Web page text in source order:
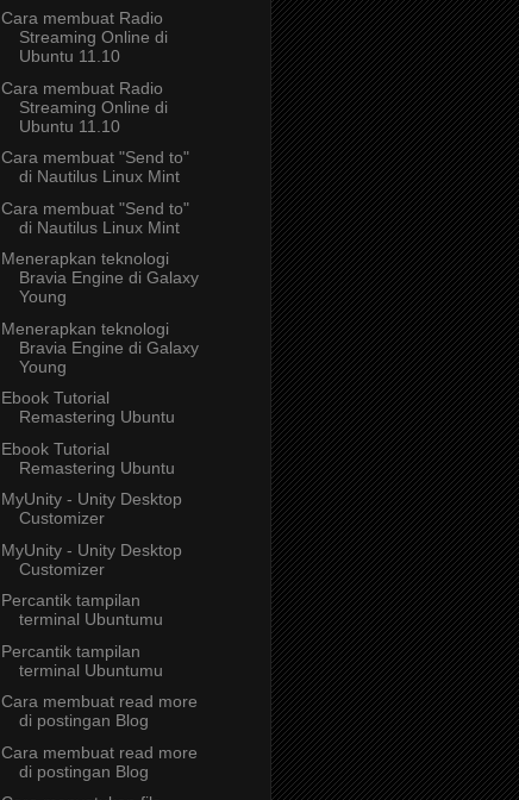
Cara membuat Radio
Streaming Online di
Ubuntu 11.10
Cara membuat Radio
Streaming Online di
Ubuntu 11.10
Cara membuat "Send to"
di Nautilus Linux Mint
Cara membuat "Send to"
di Nautilus Linux Mint
Menerapkan teknologi
Bravia Engine di Galaxy
Young
Menerapkan teknologi
Bravia Engine di Galaxy
Young
Ebook Tutorial
Remastering Ubuntu
Ebook Tutorial
Remastering Ubuntu
MyUnity - Unity Desktop
Customizer
MyUnity - Unity Desktop
Customizer
Percantik tampilan
terminal Ubuntumu
Percantik tampilan
terminal Ubuntumu
Cara membuat read more
di postingan Blog
Cara membuat read more
di postingan Blog